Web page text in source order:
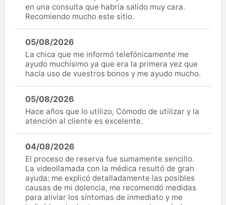
en una consulta que habría salido muy cara.
Recomiendo mucho este sitio.
05/08/2026
La chica que me informó telefónicamente me
ayudo muchísimo ya que era la primera vez que
hacía uso de vuestros bonos y me ayudo mucho.
05/08/2026
Hace años que lo utilizo, Cómodo de utilizar y la
atención al cliente es excelente.
04/08/2026
El proceso de reserva fue sumamente sencillo.
La videollamada con la médica resultó de gran
ayuda: me explicó detalladamente las posibles
causas de mi dolencia, me recomendó medidas
para aliviar los síntomas de inmediato y me